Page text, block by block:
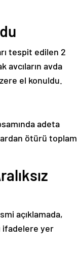
tespit edilen 2
avcıların avda
el konuldu.
adeta
ötürü toplam
açıklamada,
ifadelere yer